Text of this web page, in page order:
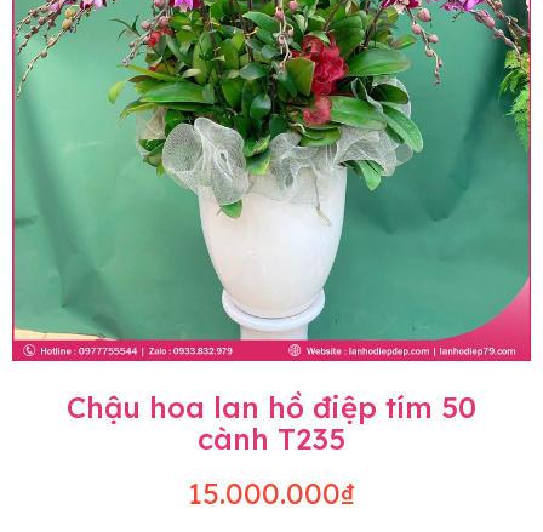
Chậu hoa lan hồ điệp tím 50
cành T235
15.000.000₫